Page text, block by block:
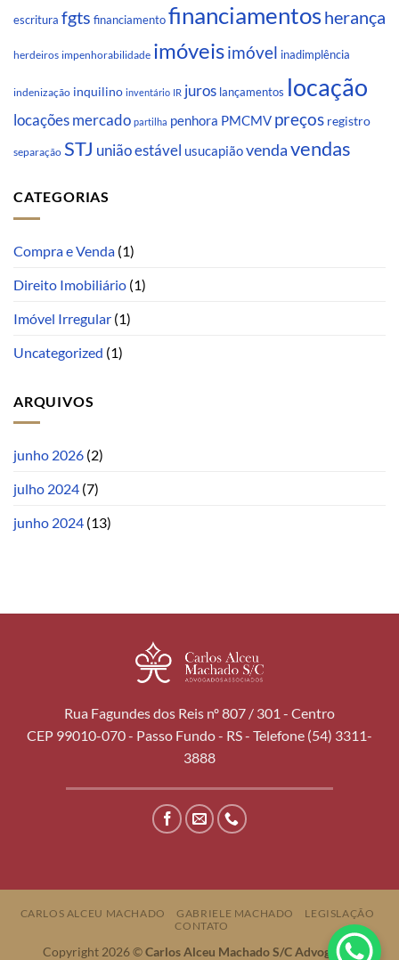
escritura fgts financiamentofinanciamentosherança
herdeiros impenhorabilidade imóveisimóvel inadimplência
indenização inquilino inventário IR juros lançamentos locação
locações mercado partilha penhora PMCMV preços registro
separação STJ união estável usucapiãovendavendas
CATEGORIAS
Compra e Venda (1)
Direito Imobiliário (1)
Imóvel Irregular (1)
Uncategorized (1)
ARQUIVOS
junho 2026 (2)
julho 2024 (7)
junho 2024 (13)
Rua Fagundes dos Reis nº 807 / 301 - Centro
CEP 99010-070 - Passo Fundo - RS - Telefone (54) 3311-
3888
CARLOS ALCEU MACHADO GABRIELE MACHADO
LEGISLAÇÃO
CONTATO
Copyright 2026 ©Carlos Alceu Machado S/C Advogados